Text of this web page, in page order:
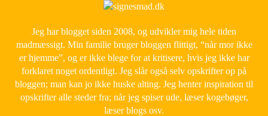
Jeg har blogget siden 2008, og udvikler mig hele tiden
madmæssigt. Min familie bruger bloggen flittigt, “når mor ikke
er hjemme”, og er ikke blege for at kritisere, hvis jeg ikke har
forklaret noget ordentligt. Jeg slår også selv opskrifter op på
bloggen; man kan jo ikke huske alting. Jeg henter inspiration til
opskrifter alle steder fra; når jeg spiser ude, læser kogebøger,
læser blogs osv.